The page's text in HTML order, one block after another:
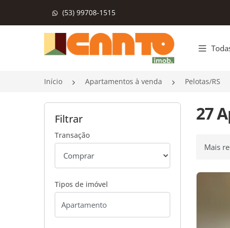
(53) 99708-1515
Página inicial
Início Apartamentos à venda Pelotas/RS
Filtrar
Transação
Tipos de imóvel
27
Ordenar